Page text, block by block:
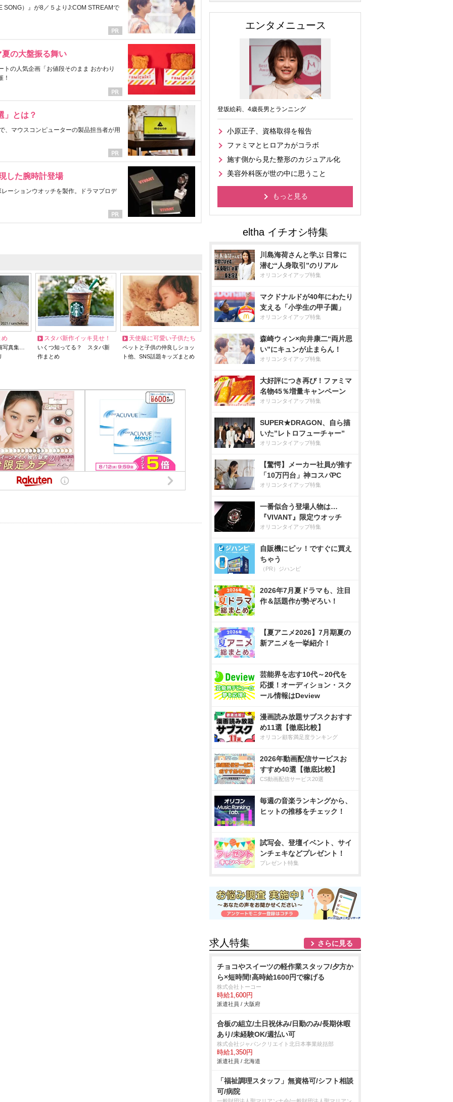
SONG）』が8／５よりJ:COM STREAMで
の大盤振る舞い
の人気企画「お値段そのまま おかわり
！
」とは？
、マウスコンピューターの製品担当者が用
した腕時計登場
ーションウオッチを製作。ドラマプロデ
め
写真集…
スタバ新作イッキ見せ！
いくつ知ってる？ スタバ新
作まとめ
天使級に可愛い子供たち
ペットと子供の仲良しショッ
ト他、SNS話題キッズまとめ
エンタメニュース
登坂絵莉、4歳長男とランニング
小原正子、資格取得を報告
ファミマとヒロアカがコラボ
施す側から見た整形のカジュアル化
美容外科医が世の中に思うこと
もっと見る
川島海荷さんと学ぶ 日常に
潜む“人身取引”のリアル
オリコンタイアップ特集
マクドナルドが40年にわたり
支える「小学生の甲子園」
オリコンタイアップ特集
森崎ウィン×向井康二“両片思
い”にキュンが止まらん！
オリコンタイアップ特集
大好評につき再び！ファミマ
名物45％増量キャンペーン
オリコンタイアップ特集
SUPER★DRAGON、自ら描
いた”レトロフューチャー”
オリコンタイアップ特集
【驚愕】メーカー社員が推す
「10万円台」神コスパPC
オリコンタイアップ特集
一番似合う登場人物は…
『VIVANT』限定ウオッチ
オリコンタイアップ特集
自販機にピッ！ですぐに買え
ちゃう
（PR）ジハンピ
2026年7月夏ドラマも、注目
作＆話題作が勢ぞろい！
【夏アニメ2026】7月期夏の
新アニメを一挙紹介！
芸能界を志す10代～20代を
応援！オーディション・スク
ール情報はDeview
漫画読み放題サブスクおすす
め11選【徹底比較】
オリコン顧客満足度ランキング
2026年動画配信サービスお
すすめ40選【徹底比較】
CS動画配信サービス20選
毎週の音楽ランキングから、
ヒットの推移をチェック！
試写会、登壇イベント、サイ
ンチェキなどプレゼント！
プレゼント特集
求人特集 さらに見る
チョコやスイーツの軽作業スタッフ/夕方か
ら×短時間!高時給1600円で稼げる
株式会社トーコー
時給1,600円
派遣社員 / 大阪府
合板の組立/土日祝休み/日勤のみ/長期休暇
あり/未経験OK/週払い可
株式会社ジャパンクリエイト北日本事業統括部
時給1,350円
派遣社員 / 北海道
「福祉調理スタッフ」無資格可/シフト相談
可/病院